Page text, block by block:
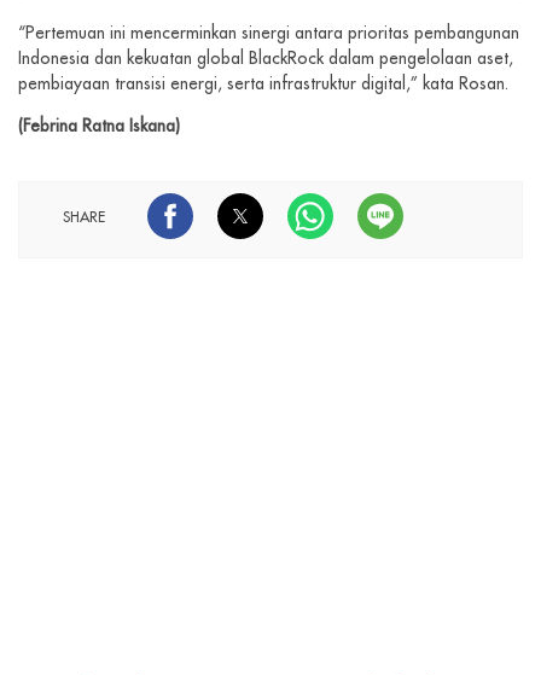
“Pertemuan ini mencerminkan sinergi antara prioritas pembangunan
Indonesia dan kekuatan global BlackRock dalam pengelolaan aset,
pembiayaan transisi energi, serta infrastruktur digital,” kata Rosan.
(Febrina Ratna Iskana)
SHARE